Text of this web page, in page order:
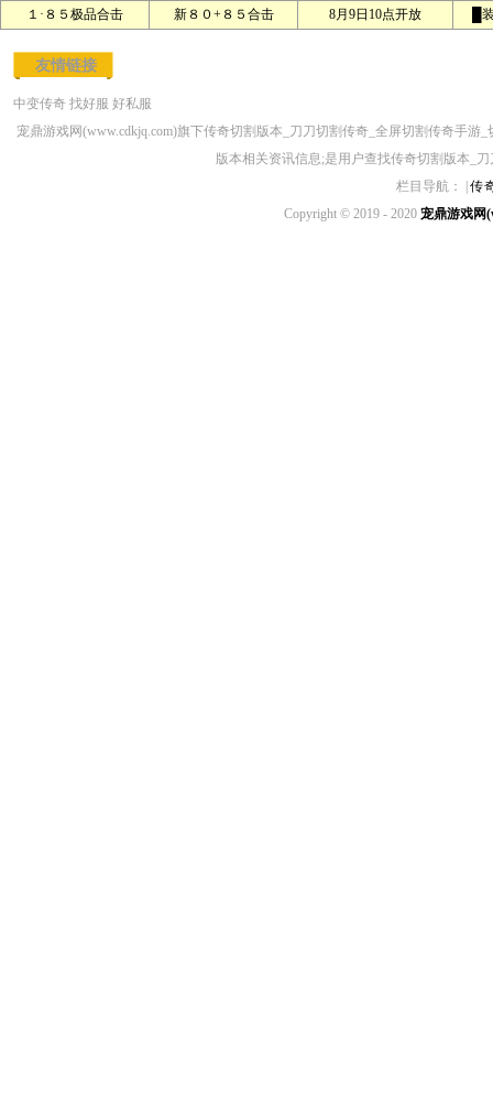
１·８５极品合击
新８０+８５合击 8月9日10点开放 █
友情链接
中变传奇 找好服 好私服
宠鼎游戏网(www.cdkjq.com)旗下传奇切割版本_刀刀切割传奇_全屏切割传奇手
版本相关资讯信息;是用户查找传奇切割版本_
栏目导航： |传
Copyright © 2019 - 2020 宠鼎游戏网